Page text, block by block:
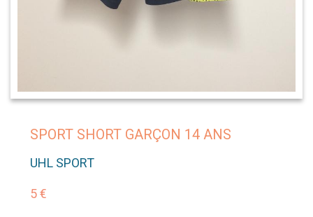
SPORT SHORT GARÇON 14 ANS
UHL SPORT
5 €